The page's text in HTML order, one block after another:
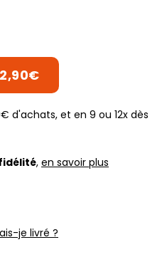
2,90€
d'achats, et en 9 ou 12x dès
, en savoir plus
je livré ?